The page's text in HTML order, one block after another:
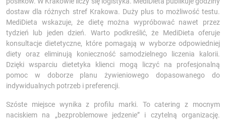
dostaw dla różnych stref Krakowa. Duży plus to możliwość testu.
MediDieta wskazuje, że dietę można wypróbować nawet przez
tydzień lub jeden dzień. Warto podkreślić, że MediDieta oferuje
konsultacje dietetyczne, które pomagają w wyborze odpowiedniej
diety oraz eliminują konieczność samodzielnego liczenia kalorii.
Dzięki wsparciu dietetyka klienci mogą liczyć na profesjonalną
pomoc w doborze planu żywieniowego dopasowanego do
indywidualnych potrzeb i preferencji.
Szóste miejsce wynika z profilu marki. To catering z mocnym
naciskiem na „bezproblemowe jedzenie” i czytelną organizację.